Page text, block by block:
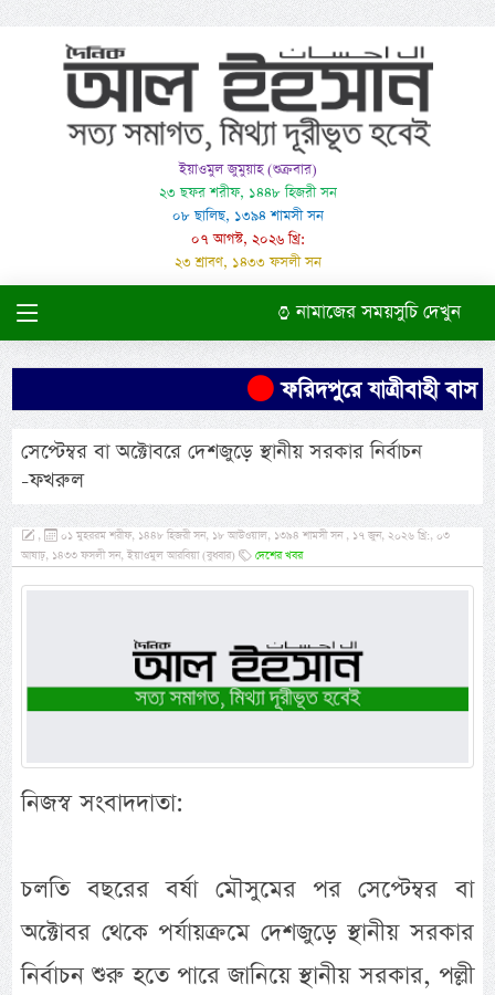
ইয়াওমুল জুমুয়াহ (শুক্রবার)
২৩ ছফর শরীফ, ১৪৪৮ হিজরী সন
০৮ ছালিছ, ১৩৯৪ শামসী সন
০৭ আগস্ট, ২০২৬ খ্রি:
২৩ শ্রাবণ, ১৪৩৩ ফসলী সন
নামাজের সময়সুচি দেখুন
ফরিদপুরে যাত্রীবাহী বাস
সেপ্টেম্বর বা অক্টোবরে দেশজুড়ে স্থানীয় সরকার নির্বাচন
-ফখরুল
,
০১ মুহররম শরীফ, ১৪৪৮ হিজরী সন, ১৮ আউওয়াল, ১৩৯৪ শামসী সন , ১৭ জুন, ২০২৬ খ্রি:, ০৩
আষাঢ়, ১৪৩৩ ফসলী সন, ইয়াওমুল আরবিয়া (বুধবার)
দেশের খবর
নিজস্ব সংবাদদাতা:
চলতি বছরের বর্ষা মৌসুমের পর সেপ্টেম্বর বা
অক্টোবর থেকে পর্যায়ক্রমে দেশজুড়ে স্থানীয় সরকার
নির্বাচন শুরু হতে পারে জানিয়ে স্থানীয় সরকার, পল্লী